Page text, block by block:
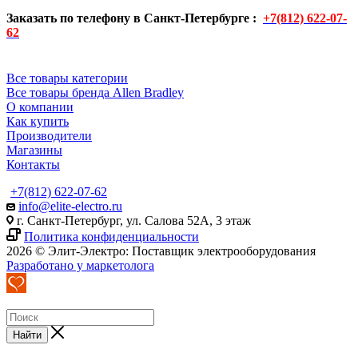
Заказать по телефону в Санкт-Петербурге : +7(812) 622-07-
62
Все товары категории
Все товары бренда Allen Bradley
О компании
Как купить
Производители
Магазины
Контакты
+7(812) 622-07-62
info@elite-electro.ru
г. Санкт-Петербург, ул. Салова 52А, 3 этаж
Политика конфиденциальности
2026 © Элит-Электро: Поставщик электрооборудования
Разработано у маркетолога
Найти